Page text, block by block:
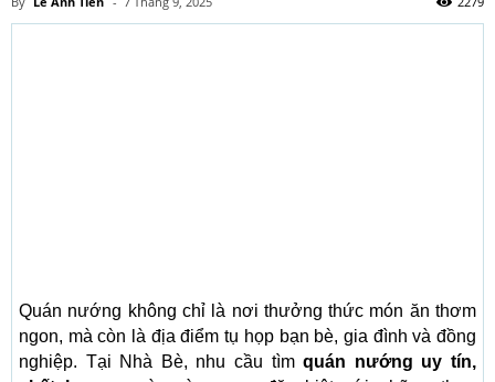
Quán nướng không chỉ là nơi thưởng thức món ăn thơm
ngon, mà còn là địa điểm tụ họp bạn bè, gia đình và đồng
nghiệp. Tại Nhà Bè, nhu cầu tìmquán nướng uy tín,